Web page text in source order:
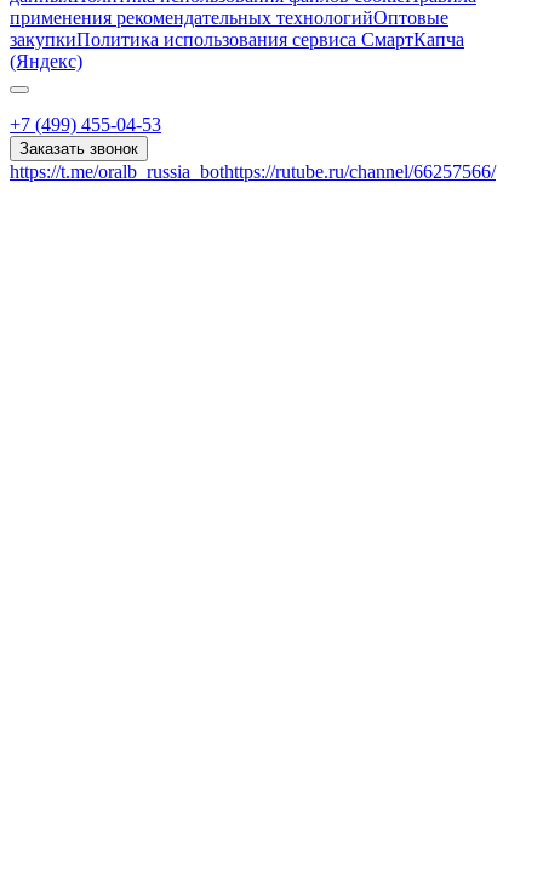
применения рекомендательных технологийОптовые
закупкиПолитика использования сервиса СмартКапча
(Яндекс)
+7 (499) 455-04-53
Заказать звонок
https://t.me/oralb_russia_bothttps://rutube.ru/channel/66257566/